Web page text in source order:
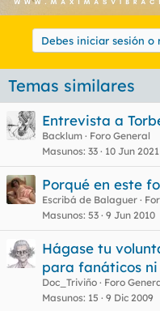
Debes iniciar sesión o
Temas similares
Entrevista a
Backlum
Foro General
Masunos 33 10 Jun 2021
Porqué en este
Escribá de Balaguer
Masunos 53 9 Jun 2010
Hágase tu
para fanáticos ni
Doc_Triviño
Foro
Masunos 15 9 Dic 2009